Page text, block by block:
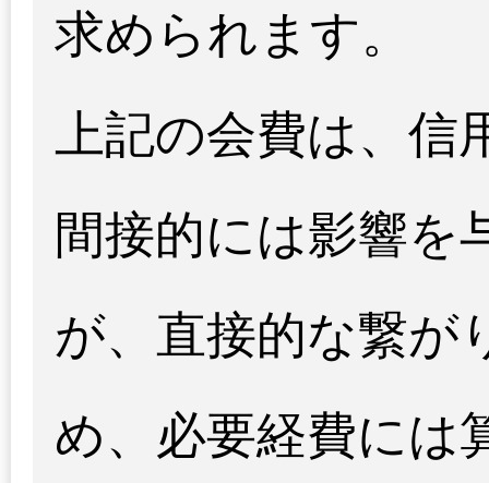
求められます。
上記の会費は、
間接的には影響を
が、直接的な繋が
め、必要経費には